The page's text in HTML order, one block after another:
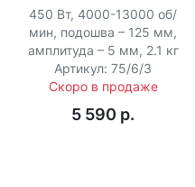
450 Вт, 4000-13000 об/
мин, подошва – 125 мм,
амплитуда – 5 мм, 2.1 кг
Артикул: 75/6/3
Скоро в продаже
5 590 p.